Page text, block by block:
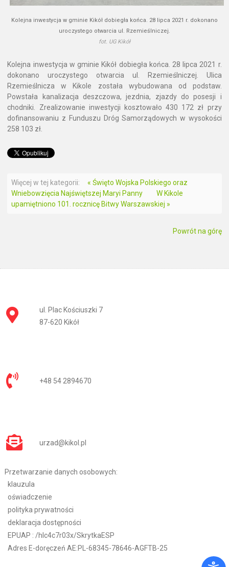
Kolejna inwestycja w gminie Kikół dobiegła końca. 28 lipca 2021 r. dokonano
uroczystego otwarcia ul. Rzemieślniczej.
fot. UG Kikół
Kolejna inwestycja w gminie Kikół dobiegła końca. 28 lipca 2021 r.
dokonano uroczystego otwarcia ul. Rzemieślniczej. Ulica
Rzemieślnicza w Kikole została wybudowana od podstaw.
Powstała kanalizacja deszczowa, jezdnia, zjazdy do posesji i
chodniki. Zrealizowanie inwestycji kosztowało 430 172 zł przy
dofinansowaniu z Funduszu Dróg Samorządowych w wysokości
258 103 zł.
Więcej w tej kategorii:
« Święto Wojska Polskiego oraz
Wniebowzięcia Najświętszej Maryi Panny
W Kikole
upamiętniono 101. rocznicę Bitwy Warszawskiej »
Powrót na górę
ul. Plac Kościuszki 7
87-620 Kikół
+48 54 2894670
urzad@kikol.pl
Przetwarzanie danych osobowych:
klauzula
oświadczenie
polityka prywatności
deklaracja dostępności
EPUAP : /hlc4c7r03x/SkrytkaESP
Adres E-doręczeń AE:PL-68345-78646-AGFTB-25